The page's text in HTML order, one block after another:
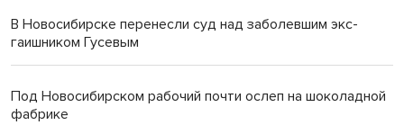
В Новосибирске перенесли суд над заболевшим экс-
гаишником Гусевым
Под Новосибирском рабочий почти ослеп на шоколадной
фабрике